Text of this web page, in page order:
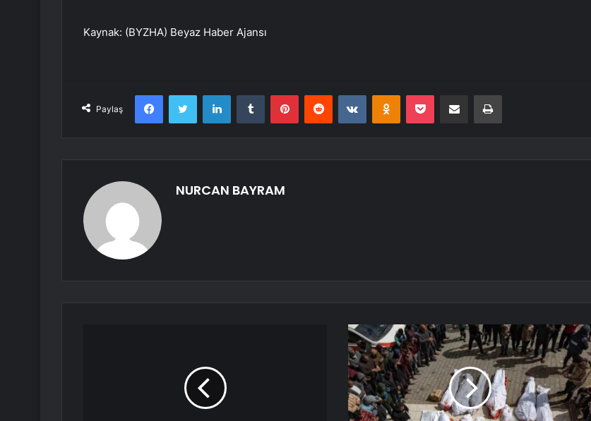
Kaynak: (BYZHA) Beyaz Haber Ajansı
Paylaş
FacebookTwitter LinkedInTumblr PinterestReddit VKontakteOdnoklassniki
Pocket E-Posta ile paylaş Yazdır
NURCAN BAYRAM